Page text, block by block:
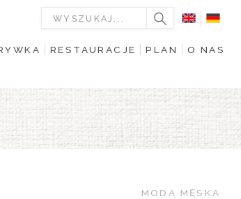
RESTAURACJE PLAN O NAS
MODA MĘSKA